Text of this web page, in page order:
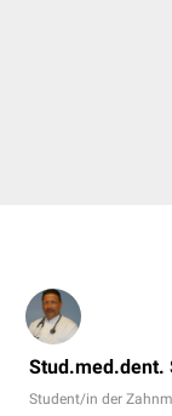
Stud.med.dent.
Student/in der